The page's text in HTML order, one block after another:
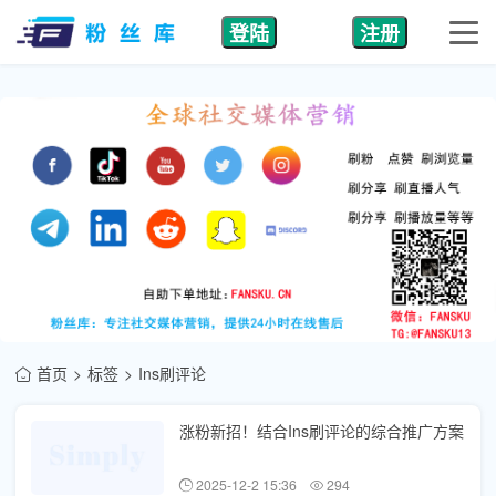
登陆 注册
首页 标签 Ins刷评论
涨粉新招！结合Ins刷评论的综合推广方案
2025-12-2 15:36 294